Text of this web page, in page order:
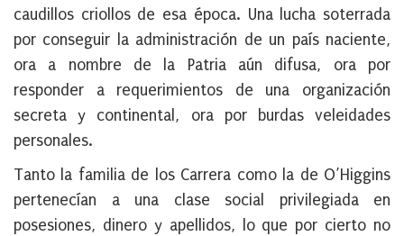
caudillos criollos de esa época. Una lucha soterrada
por conseguir la administración de un país naciente,
ora a nombre de la Patria aún difusa, ora por
responder a requerimientos de una organización
secreta y continental, ora por burdas veleidades
personales.
Tanto la familia de los Carrera como la de O’Higgins
pertenecían a una clase social privilegiada en
posesiones, dinero y apellidos, lo que por cierto no